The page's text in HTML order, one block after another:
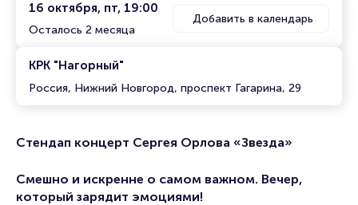
16 октября, пт, 19:00
Осталось 2 месяца
Добавить в календарь
КРК "Нагорный"
Россия, Нижний Новгород, проспект Гагарина, 29
Стендап концерт Сергея Орлова «Звезда»
Смешно и искренне о самом важном. Вечер,
который зарядит эмоциями!